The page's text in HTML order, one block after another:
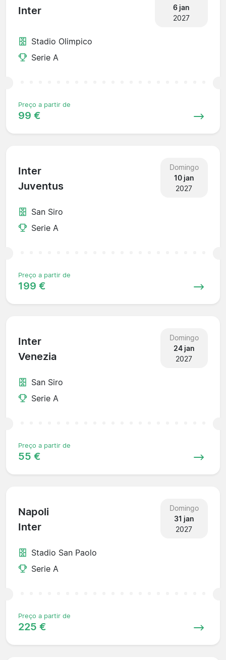
Inter
6 jan
2027
Stadio Olimpico
Serie A
Preço a partir de
99 €
Inter
Juventus
Domingo
10 jan
2027
San Siro
Serie A
Preço a partir de
199 €
Inter
Venezia
Domingo
24 jan
2027
San Siro
Serie A
Preço a partir de
55 €
Napoli
Inter
Domingo
31 jan
2027
Stadio San Paolo
Serie A
Preço a partir de
225 €